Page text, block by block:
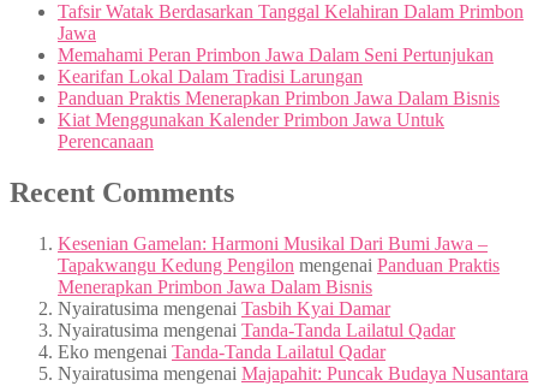
Tafsir Watak Berdasarkan Tanggal Kelahiran Dalam Primbon
Jawa
Memahami Peran Primbon Jawa Dalam Seni Pertunjukan
Kearifan Lokal Dalam Tradisi Larungan
Panduan Praktis Menerapkan Primbon Jawa Dalam Bisnis
Kiat Menggunakan Kalender Primbon Jawa Untuk
Perencanaan
Recent Comments
Kesenian Gamelan: Harmoni Musikal Dari Bumi Jawa –
Tapakwangu Kedung Pengilon mengenai Panduan Praktis
Menerapkan Primbon Jawa Dalam Bisnis
Nyairatusima mengenai Tasbih Kyai Damar
Nyairatusima mengenai Tanda-Tanda Lailatul Qadar
Eko mengenai Tanda-Tanda Lailatul Qadar
Nyairatusima mengenai Majapahit: Puncak Budaya Nusantara